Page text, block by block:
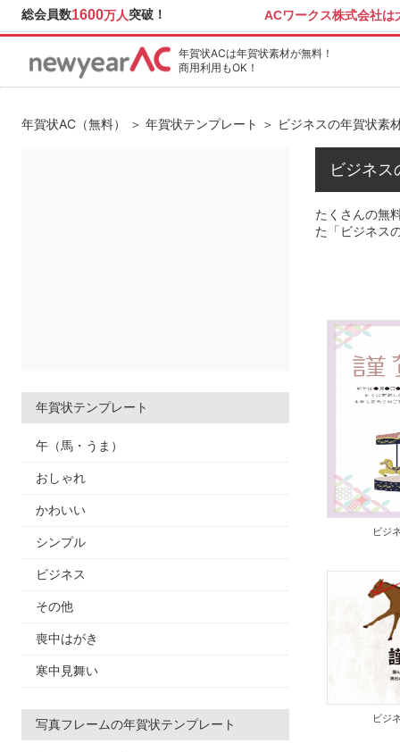
総会員数1600万人突破！ ACワークス株式会社は
年賀状ACは年賀状素材が無料！
商用利用もOK！
年賀状AC（無料） ＞ 年賀状テンプレート ＞ ビジネスの年賀状素
年賀状テンプレート
午（馬・うま）
おしゃれ
かわいい
シンプル
ビジネス
その他
喪中はがき
寒中見舞い
写真フレームの年賀状テンプレート
ビジネス
たくさんの無
た「ビジネス
ビジ
ビジ